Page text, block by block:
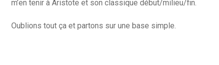
m’en tenir à Aristote et son classique début/milieu/fin.
Oublions tout ça et partons sur une base simple.